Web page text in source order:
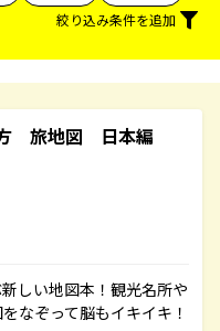
絞り込み条件を追加
旅地図 日本編
しい地図本！観光名所や
なぞって脳もイキイキ！